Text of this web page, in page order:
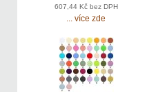
607,44 Kč bez DPH
... více zde